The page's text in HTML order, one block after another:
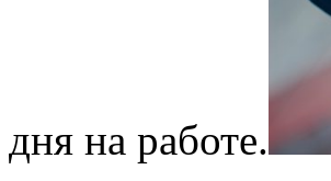
дня на работе.